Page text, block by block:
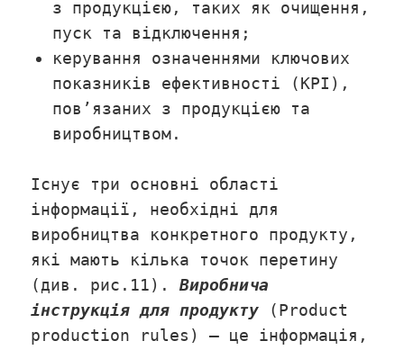
з продукцією, таких як очищення,
пуск та відключення;
керування означеннями ключових
показників ефективності (KPI),
пов’язаних з продукцією та
виробництвом.
Існує три основні області
інформації, необхідні для
виробництва конкретного продукту,
які мають кілька точок перетину
(див. рис.11).Виробнича
інструкція для продукту (Product
production rules) – це інформація,